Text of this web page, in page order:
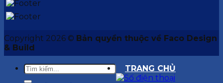
Copyright 2026 © Bản quyền thuộc về Faco Design
& Build
TRANG CHỦ